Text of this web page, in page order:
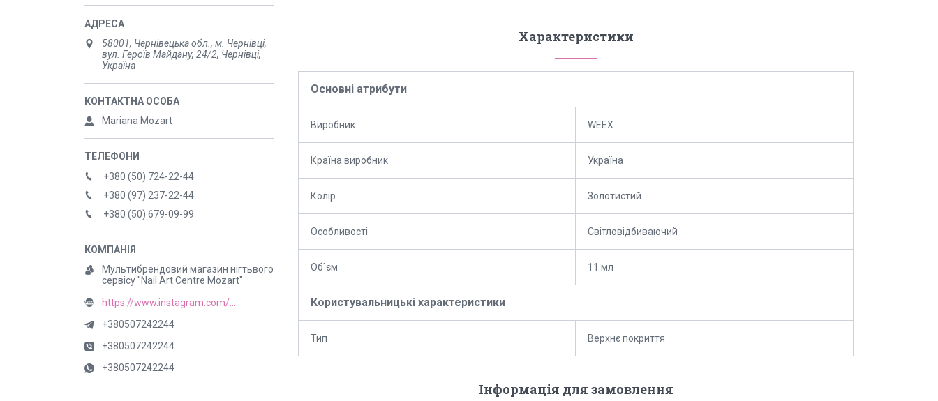
Характеристики
Основні атрибути
Виробник WEEX
Країна виробник Україна
Колір Золотистий
Особливості Світловідбиваючий
Об`єм 11 мл
Користувальницькі характеристики
Тип Верхнє покриття
Інформація для замовлення
58001, Чернівецька обл., м. Чернівці,
вул. Героїв Майдану, 24/2, Чернівці,
Україна
Mariana Mozart
+380 (50) 724-22-44
+380 (97) 237-22-44
+380 (50) 679-09-99
Мультибрендовий магазин нігтьвого
сервісу "Nail Art Centre Mozart"
https://www.instagram.com/mozart_nail
+380507242244
+380507242244
+380507242244